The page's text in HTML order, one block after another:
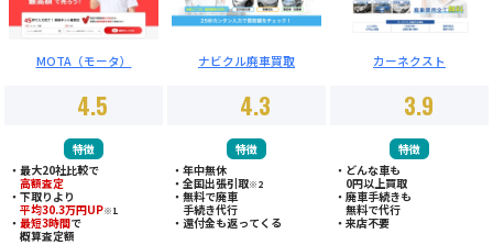
MOTA（モータ） ナビクル廃車買取 カーネクスト
4.5 4.3 3.9
特徴
・最大20社比較で
高額査定
・下取りより
平均30.3万円UP※1
・ 最短3時間で
概算査定額
特徴
・年中無休
・ 全国出張引取※2
・ 無料で廃車
手続き代行
・ 還付金も返ってくる
特徴
・どんな車も
0円以上買取
・廃車手続きも
無料で代行
・来店不要